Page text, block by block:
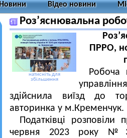
Новини Відео новини
Роз’яснювальна
натисніть для
збільшення
ПРРО,
Робоча
здійснила виїзд до
авторинка у м.Кременчук.
Податківці
червня 2023 року